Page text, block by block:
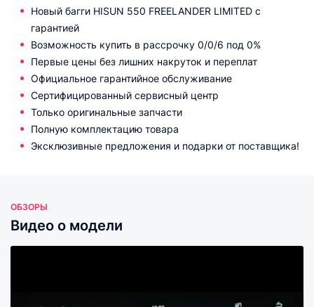
Новый багги HISUN 550 FREELANDER LIMITED с
гарантией
Возможность купить в рассрочку 0/0/6 под 0%
Первые цены без лишних накруток и переплат
Официальное гарантийное обслуживание
Сертифицированный сервисный центр
Только оригинальные запчасти
Полную комплектацию товара
Эксклюзивные предложения и подарки от поставщика!
ОБЗОРЫ
Видео о модели